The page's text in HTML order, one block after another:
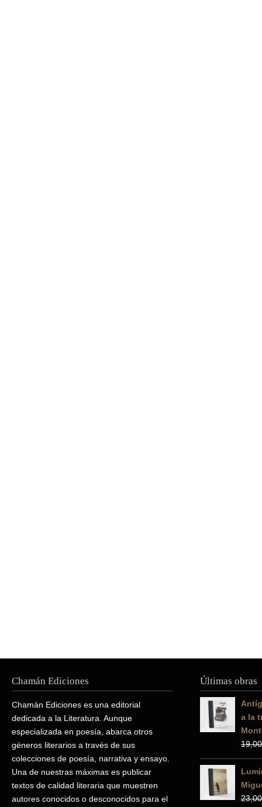
Chamán Ediciones
Chamán Ediciones es una editorial
dedicada a la Literatura. Aunque
especializada en poesía, abarca otros
géneros literarios a través de sus
colecciones de poesía, narrativa y ensayo.
Una de nuestras máximas es publicar
textos de calidad literaria que muestren
autores conocidos o desconocidos para el
Últimas obras
a la
19,00
23,00